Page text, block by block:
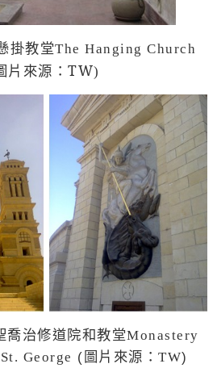
掛教堂The Hanging Church
片來源：TW)
喬治修道院和教堂Monastery
George ( 圖片來源：TW)